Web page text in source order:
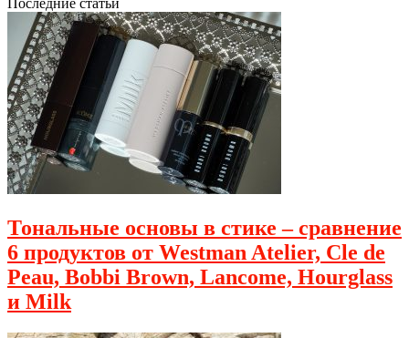
Тональные основы в стике – сравнение
6 продуктов от Westman Atelier, Cle de
Peau, Bobbi Brown, Lancome, Hourglass
и Milk